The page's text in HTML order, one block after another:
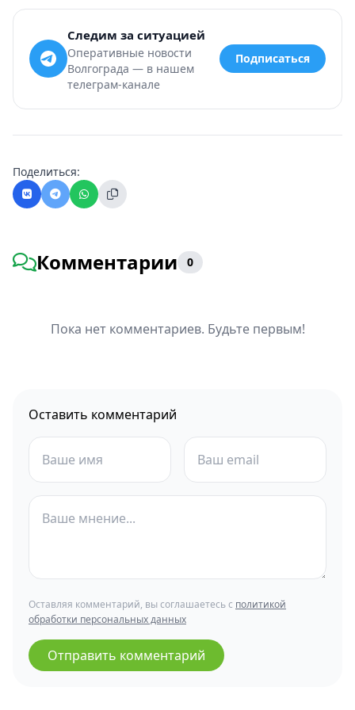
Следим за ситуацией
Оперативные новости
Волгограда — в нашем
телеграм-канале
Подписаться
Поделиться:
Комментарии 0
Пока нет комментариев. Будьте первым!
Оставить комментарий
Оставляя комментарий, вы соглашаетесь с политикой
обработки персональных данных
Отправить комментарий